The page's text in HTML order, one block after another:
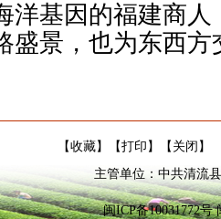
基因的福建商人
盛景，也为东西
【收藏】【打印 】【 关闭 】
主管单位：中共清流
闽ICP备10031772号